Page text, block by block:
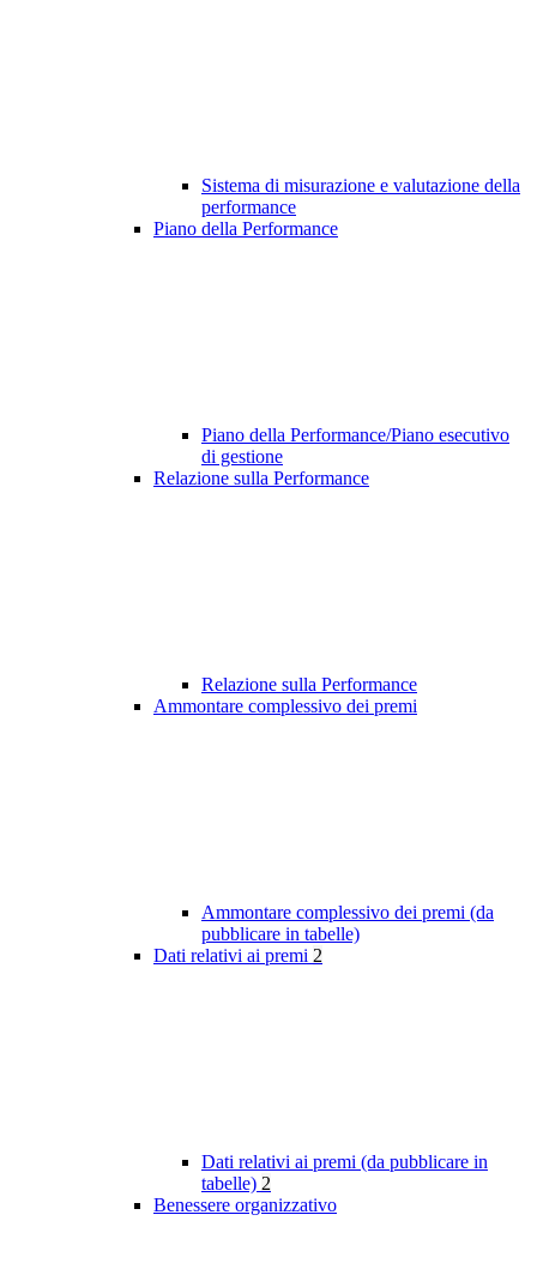
Sistema di misurazione e valutazione della
performance
Piano della Performance
Piano della Performance/Piano esecutivo
di gestione
Relazione sulla Performance
Relazione sulla Performance
Ammontare complessivo dei premi
Ammontare complessivo dei premi (da
pubblicare in tabelle)
Dati relativi ai premi 2
Dati relativi ai premi (da pubblicare in
tabelle) 2
Benessere organizzativo